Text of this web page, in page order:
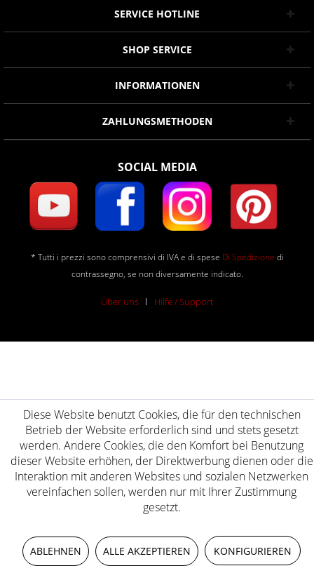
SERVICE HOTLINE
SHOP SERVICE
INFORMATIONEN
ZAHLUNGSMETHODEN
SOCIAL MEDIA
* Tutti i prezzi sono comprensivi di IVA e di spese Di Spedizione di
contrassegno, se non diversamente indicato.
Über uns Hilfe / Support
Diese Website benutzt Cookies, die für den technischen
Betrieb der Website erforderlich sind und stets gesetzt
werden. Andere Cookies, die den Komfort bei Benutzung
dieser Website erhöhen, der Direktwerbung dienen oder die
Interaktion mit anderen Websites und sozialen Netzwerken
vereinfachen sollen, werden nur mit Ihrer Zustimmung
gesetzt.
ABLEHNEN ALLE AKZEPTIEREN KONFIGURIEREN